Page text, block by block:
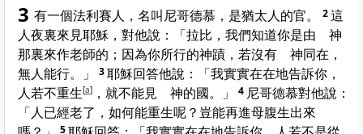
3 有一個法利賽人，名叫尼哥德慕 ，是猶太人的官。 2這
人夜裏來見耶穌，對他說：「拉比，我們知道你是由 神
那裏來作老師的；因為你所行的神蹟，若沒有 神同在，
無人能行。」
3耶穌回答他說：「我實實在在地告訴你，
人若不重生[a] ，就不能見 神的國。」 4 尼哥德慕對他說：
「人已經老了，如何能重生呢？豈能再進母腹生出來
5